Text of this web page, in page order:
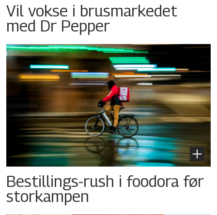
Vil vokse i brusmarkedet
med Dr Pepper
Bestillings-rush i foodora før
storkampen